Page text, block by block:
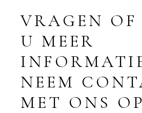
VRAGEN
U MEER
NEEM
MET ONS